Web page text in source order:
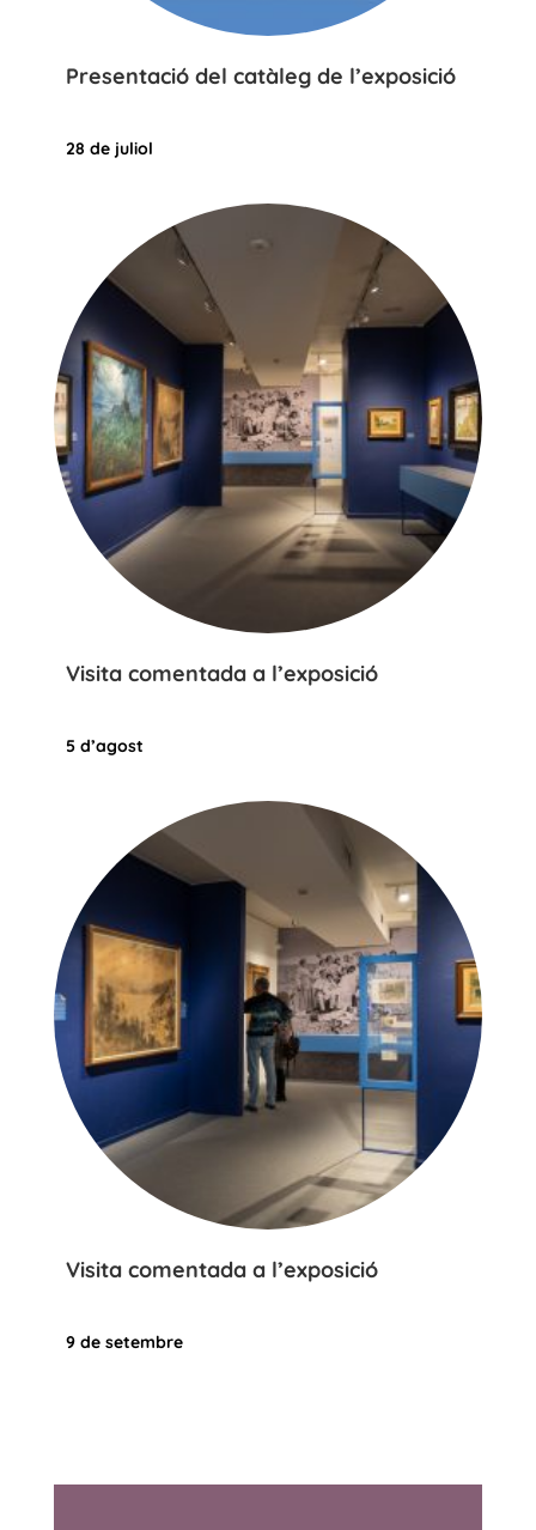
Presentació del catàleg de l’exposició
28 de juliol
Visita comentada a l’exposició
5 d’agost
Visita comentada a l’exposició
9 de setembre